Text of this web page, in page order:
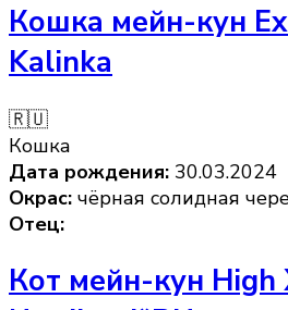
Кошка мейн-кун
Kalinka
🇷🇺
Кошка
Дата рождения: 30.03.2024
Окрас: чёрная солидная
Отец:
Кот мейн-кун High